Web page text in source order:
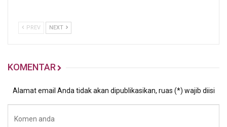
PREV NEXT
KOMENTAR
Alamat email Anda tidak akan dipublikasikan, ruas (*) wajib diisi